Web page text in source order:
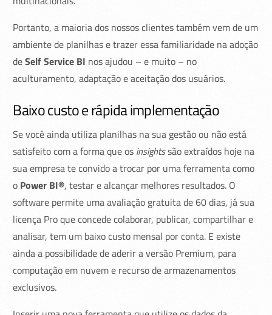
Portanto, a maioria dos nossos clientes também vem de um
ambiente de planilhas e trazer essa familiaridade na adoção
deSelf Service BI nos ajudou – e muito – no
aculturamento, adaptação e aceitação dos usuários.
Baixo custo e rápida implementação
Se você ainda utiliza planilhas na sua gestão ou não está
satisfeito com a forma que os insightssão extraídos hoje na
sua empresa te convido a trocar por uma ferramenta como
o Power BI®, testar e alcançar melhores resultados. O
software permite uma avaliação gratuita de 60 dias, já sua
licença Pro que concede colaborar, publicar, compartilhar e
analisar, tem um baixo custo mensal por conta. E existe
ainda a possibilidade de aderir a versão Premium, para
computação em nuvem e recurso de armazenamentos
exclusivos.